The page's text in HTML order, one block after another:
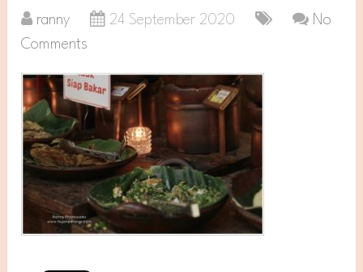
ranny 24 September 2020
No
Comments